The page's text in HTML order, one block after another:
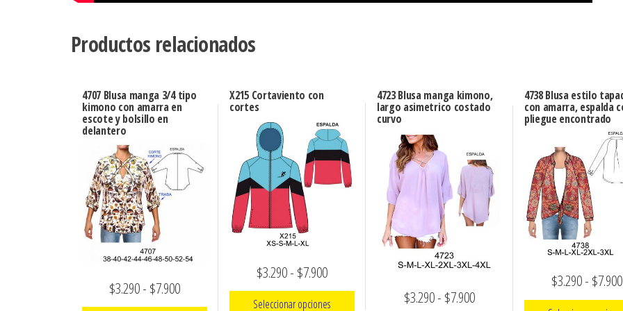
Productos relacionados
4707 Blusa manga 3/4 tipo
kimono con amarra en
escote y bolsillo en
delantero
$3.290- $7.900Rango
X215 Cortaviento con
cortes
$3.290- $7.900Rango
de
Seleccionar opciones
4723 Blusa manga kimono,
largo asimetrico costado
curvo
$3.290- $7.900Rango
4738 Blusa estilo
con amarra, espalda
pliegue encontrado
$3.290- $7.900